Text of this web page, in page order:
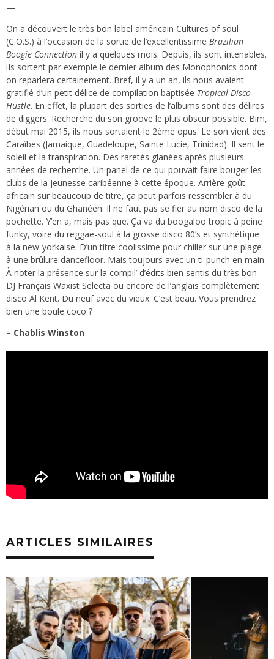
—
On a découvert le très bon label américain Cultures of soul
(C.O.S.) à l’occasion de la sortie de l’excellentissime Brazilian
Boogie Connection il y a quelques mois. Depuis, ils sont intenables.
iIs sortent par exemple le dernier album des Monophonics dont
on reparlera certainement. Bref, il y a un an, ils nous avaient
gratifié d’un petit délice de compilation baptisée Tropical Disco
Hustle. En effet, la plupart des sorties de l’albums sont des délires
de diggers. Recherche du son groove le plus obscur possible. Bim,
début mai 2015, ils nous sortaient le 2ème opus. Le son vient des
Caraîbes (Jamaique, Guadeloupe, Sainte Lucie, Trinidad). Il sent le
soleil et la transpiration. Des raretés glanées après plusieurs
années de recherche. Un panel de ce qui pouvait faire bouger les
clubs de la jeunesse caribéenne à cette époque. Arrière goût
africain sur beaucoup de titre, ça peut parfois ressembler à du
Nigérian ou du Ghanéen. Il ne faut pas se fier au nom disco de la
pochette. Y’en a, mais pas que. Ça va du boogaloo tropic à peine
funky, voire du reggae-soul à la grosse disco 80’s et synthétique
à la new-yorkaise. D’un titre coolissime pour chiller sur une plage
à une brûlure dancefloor. Mais toujours avec un ti-punch en main.
À noter la présence sur la compil’ d’édits bien sentis du très bon
DJ Français Waxist Selecta ou encore de l’anglais complètement
disco Al Kent. Du neuf avec du vieux. C’est beau. Vous prendrez
bien une boule coco ?
– Chablis Winston
ARTICLES SIMILAIRES